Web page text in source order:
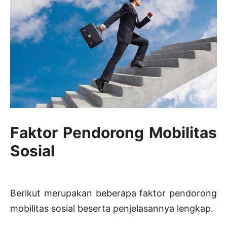
Faktor Pendorong Mobilitas
Sosial
Berikut merupakan beberapa faktor pendorong
mobilitas sosial beserta penjelasannya lengkap.